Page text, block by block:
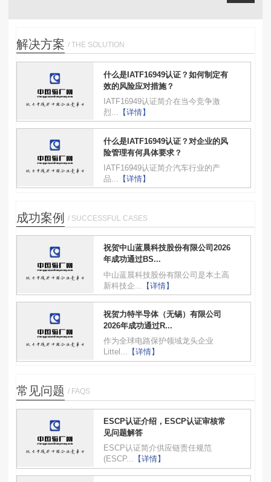
解决方案 / THE SOLUTION
什么是IATF16949认证？如何制定有
效的风险应对措施？
IATF16949认证简介在当今竞争激
烈...
【详情】
什么是IATF16949认证？对企业的风
险管理有何具体要求？
IATF16949认证简介汽车行业的产
品...
【详情】
成功案例 / SUCCESSFUL CASES
祝贺中山蓝晨科技股份有限公司2026
年成功通过BS...
中山蓝晨科技股份有限公司是本土高
新科技企...
【详情】
祝贺力特半导体（无锡）有限公司
2026年成功通过R...
作为全球电路保护领域龙头企业
Littel... 【详情】
常见问题 / FAQS
ESCP认证介绍，ESCP认证审核常
见问题解答
ESCP认证简介供应链责任规范
(ESCP... 【详情】